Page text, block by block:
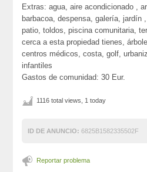
Extras: agua, aire acondicionado ,
barbacoa, despensa, galería, jardín
patio, toldos, piscina comunitaria,
cerca a esta propiedad tienes,
centros médicos, costa, golf,
infantiles
Gastos de comunidad: 30 Eur.
1116 total views, 1 today
ID DE ANUNCIO: 6825B1582335502F
Reportar problema